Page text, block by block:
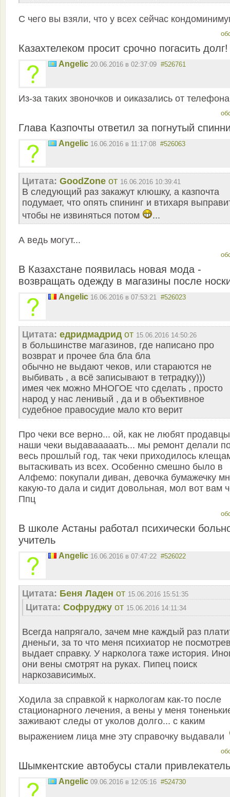
С чего вы взяли, что у всех сейчас
Казахтелеком просит срочно погасить долг!
Angelic 20.06.2016 в 02:37:09 #526761
Из-за таких звоночков и оиказались от
Глава Казпочты ответил за погнутый
Angelic 16.06.2016 в 11:17:08 #526063
Цитата: GoodZone от 16.06.2016 10:39:41
В следующий раз закажут клюшку, а казпочта
подумает, что опять спининг и втихаря
чтобы не извиняться потом
...
А ведь могут...
В Казахстане появилась новая мода -
возвращать одежду в магазины после
Angelic 16.06.2016 в 07:53:21 #526023
Цитата: едридмадрид от 15.06.2016 14:50:26
в большинстве магазинов, где написано про
возврат и прочее бла бла бла
обычно не выдают чеков, или стараются не
выбивать , а всё записывают в тетрадку)))
имея чек можно МНОГОЕ что сделать , просто
народ у нас ленивый , да и в объективное
судебное правосудие мало кто верит
Про чеки все верно... ой, как не любят продавцы
наши чеки выдавааааать... мы ремонт делали
весь прошлый год, так чеки приходилось
вытаскивать из всех. Особенно смешно было в
Алфемо: покупали диван, девочка бумажечку
какую-то дала и сидит довольная, мол вот вам
Ппц
В школе Астаны работал психически
учитель
Angelic 16.06.2016 в 07:47:22 #526022
Цитата: Беня Ладен от 15.06.2016 15:51:35
Цитата: Софруджу от 15.06.2016 14:11:34
Всегда напрягало, зачем мне каждый раз
дненьги, за то что меня психиатор не
выдает справку. У нарколога таже история.
они вены смотрят на руках. Пипец поиск
наркозависимых.
Ходила за справкой к наркологам как-то после
стационарного лечения, а вены у меня
заживают следы от уколов долго... с каким
выражением лица мне эту справочку выдавали
Шымкентские автобусы стали
Angelic 09.06.2016 в 12:05:16 #524730